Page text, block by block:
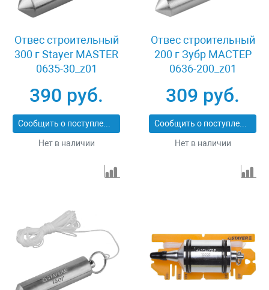
Отвес строительный
300 г Stayer MASTER
0635-30_z01
390 руб.
Сообщить о поступлении
Нет в наличии
Отвес строительный
200 г Зубр МАСТЕР
0636-200_z01
309 руб.
Сообщить о поступлении
Нет в наличии